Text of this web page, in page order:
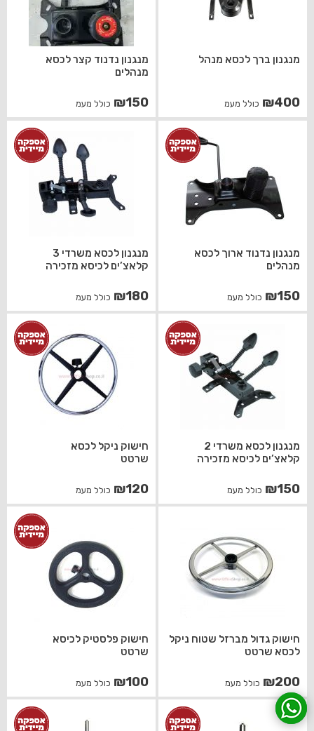
מנגנון ברך לכסא מנהל
₪400 כולל מעמ
מנגנון נדנוד קצר לכסא
מנהלים
₪150 כולל מעמ
מנגנון נדנוד ארוך לכסא
מנהלים
₪150 כולל מעמ
מנגנון לכסא משרדי 3
קלאצ’ים לכיסא מזכירה
₪180 כולל מעמ
מנגנון לכסא משרדי 2
קלאצ’ים לכיסא מזכירה
₪150 כולל מעמ
חישוק ניקל לכסא
שרטט
₪120 כולל מעמ
חישוק גדול מברזל שטוח ניקל
לכסא שרטט
₪200 כולל מעמ
חישוק פלסטיק לכיסא
שרטט
₪100 כולל מעמ